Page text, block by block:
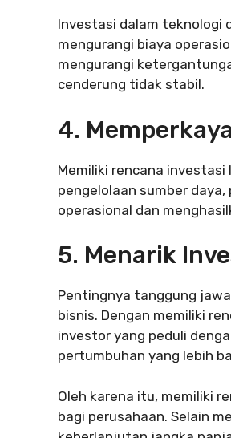
Investasi dalam teknologi
mengurangi biaya
mengurangi
cenderung tidak stabil.
4.
Memiliki rencana
pengelolaan sumber
operasional dan
5. Menarik
Pentingnya tanggung
bisnis. Dengan memiliki
investor yang peduli
pertumbuhan yang lebih
Oleh karena itu, memiliki
bagi perusahaan. Selain